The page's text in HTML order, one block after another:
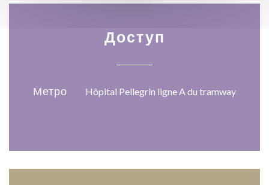
Доступ
Метро Hôpital Pellegrin ligne A du tramway